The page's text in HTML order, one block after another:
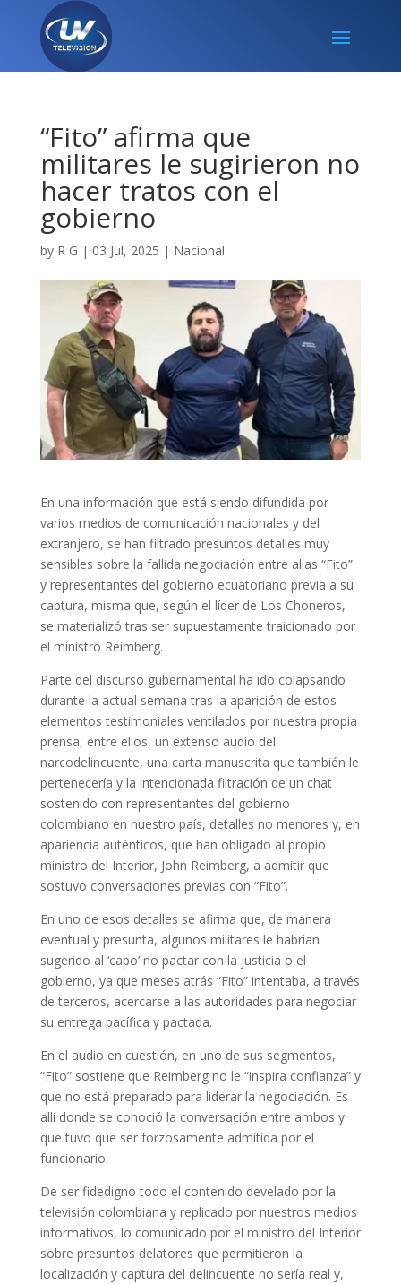
“Fito” afirma que
militares le sugirieron no
hacer tratos con el
gobierno
by R G | 03 Jul, 2025 | Nacional
En una información que está siendo difundida por
varios medios de comunicación nacionales y del
extranjero, se han filtrado presuntos detalles muy
sensibles sobre la fallida negociación entre alias “Fito”
y representantes del gobierno ecuatoriano previa a su
captura, misma que, según el líder de Los Choneros,
se materializó tras ser supuestamente traicionado por
el ministro Reimberg.
Parte del discurso gubernamental ha ido colapsando
durante la actual semana tras la aparición de estos
elementos testimoniales ventilados por nuestra propia
prensa, entre ellos, un extenso audio del
narcodelincuente, una carta manuscrita que también le
pertenecería y la intencionada filtración de un chat
sostenido con representantes del gobierno
colombiano en nuestro país, detalles no menores y, en
apariencia auténticos, que han obligado al propio
ministro del Interior, John Reimberg, a admitir que
sostuvo conversaciones previas con “Fito”.
En uno de esos detalles se afirma que, de manera
eventual y presunta, algunos militares le habrían
sugerido al ‘capo’ no pactar con la justicia o el
gobierno, ya que meses atrás “Fito” intentaba, a través
de terceros, acercarse a las autoridades para negociar
su entrega pacífica y pactada.
En el audio en cuestión, en uno de sus segmentos,
“Fito” sostiene que Reimberg no le “inspira confianza” y
que no está preparado para liderar la negociación. Es
allí donde se conoció la conversación entre ambos y
que tuvo que ser forzosamente admitida por el
funcionario.
De ser fidedigno todo el contenido develado por la
televisión colombiana y replicado por nuestros medios
informativos, lo comunicado por el ministro del Interior
sobre presuntos delatores que permitieron la
localización y captura del delincuente no sería real y,